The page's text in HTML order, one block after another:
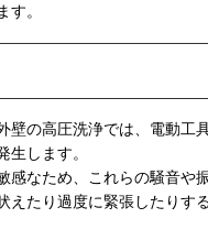
す。
壁の高圧洗浄では、電動工
生します。
感なため、これらの騒音や
えたり過度に緊張したりす